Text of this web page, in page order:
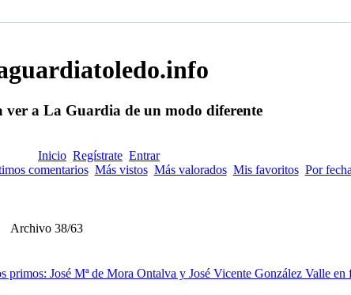
ver a La Guardia de un modo diferente
Inicio Regístrate Entrar
comentarios Más vistos Más valorados Mis favoritos Por fecha
Archivo 38/63